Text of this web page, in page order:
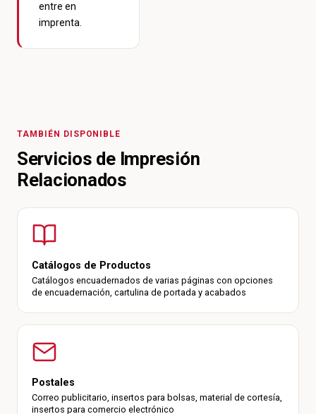
entre en
imprenta.
TAMBIÉN DISPONIBLE
Servicios de Impresión
Relacionados
Catálogos de Productos
Catálogos encuadernados de varias páginas con opciones
de encuadernación, cartulina de portada y acabados
Postales
Correo publicitario, insertos para bolsas, material de cortesía,
insertos para comercio electrónico